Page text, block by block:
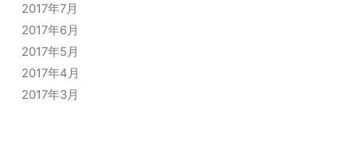
2017年7月
2017年6月
2017年5月
2017年4月
2017年3月